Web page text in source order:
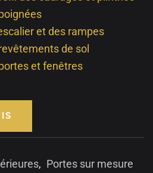
et des rampes
de sol
et fenêtres
, Portes sur mesure